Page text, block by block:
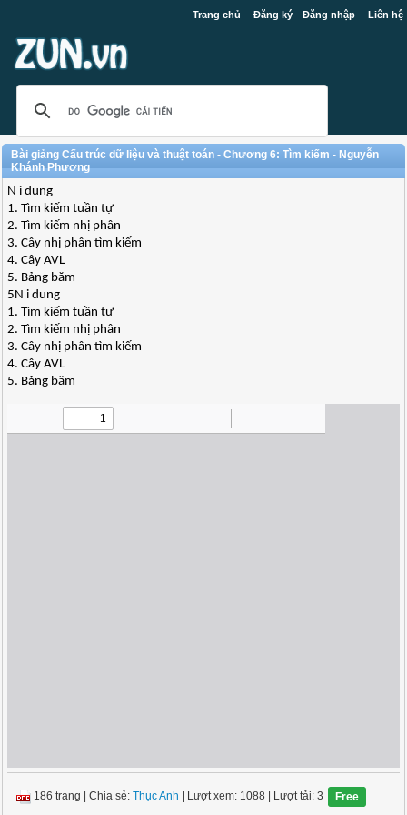
Trang chủ Đăng ký Đăng nhập Liên hệ
Bài giảng Cấu trúc dữ liệu và thuật toán - Chương 6: Tìm kiếm - Nguyễn
Khánh Phương
N i dung
1. Tìm kiếm tuần tự
2. Tìm kiếm nhị phân
3. Cây nhị phân tìm kiếm
4. Cây AVL
5. Bảng băm
5N i dung
1. Tìm kiếm tuần tự
2. Tìm kiếm nhị phân
3. Cây nhị phân tìm kiếm
4. Cây AVL
5. Bảng băm
186 trang |Chia sẻ:Thục Anh | Lượt xem: 1088 | Lượt tải: 3 Free